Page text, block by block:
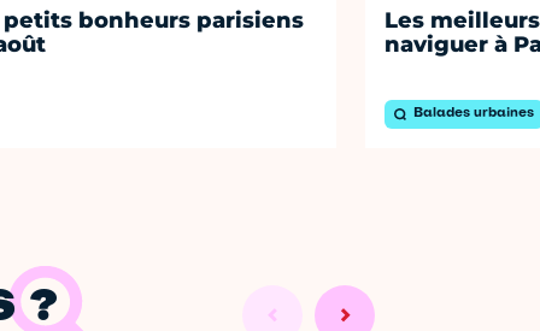
petits bonheurs parisiens
Les
naviguer à
Balades urbaines
?